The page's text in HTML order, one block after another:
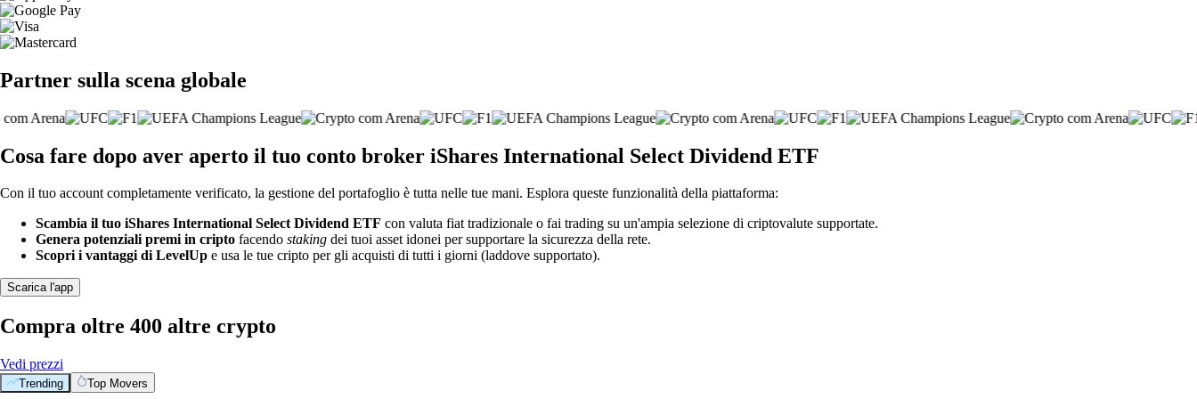
Partner sulla scena globale
Cosa fare dopo aver aperto il tuo conto broker iShares International Select Dividend ETF
Con il tuo account completamente verificato, la gestione del portafoglio è tutta nelle tue mani. Esplora queste funzionalità della piattaforma:
Scambia il tuo iShares International Select Dividend ETF con valuta fiat tradizionale o fai trading su un'ampia selezione di criptovalute supportate.
Genera potenziali premi in cripto facendo staking dei tuoi asset idonei per supportare la sicurezza della rete.
Scopri i vantaggi di LevelUp e usa le tue cripto per gli acquisti di tutti i giorni (laddove supportato).
Scarica l'app
Compra oltre 400 altre crypto
Vedi prezzi
Trending Top Movers